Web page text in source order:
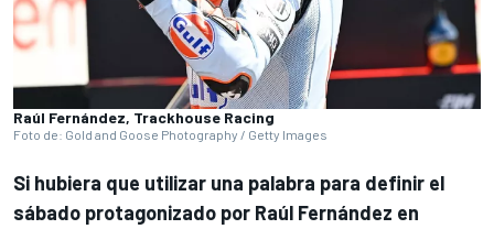
Raúl Fernández, Trackhouse Racing
Foto de: Gold and Goose Photography / Getty Images
Si hubiera que utilizar una palabra para definir el
sábado protagonizado por Raúl Fernández en